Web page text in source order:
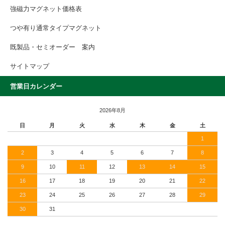
強磁力マグネット価格表
つや有り通常タイプマグネット
既製品・セミオーダー 案内
サイトマップ
営業日カレンダー
2026年8月
日 月 火 水 木 金 土
1
2 3 4 5 6 7 8
9 10 11 12 13 14 15
16 17 18 19 20 21 22
23 24 25 26 27 28 29
30 31